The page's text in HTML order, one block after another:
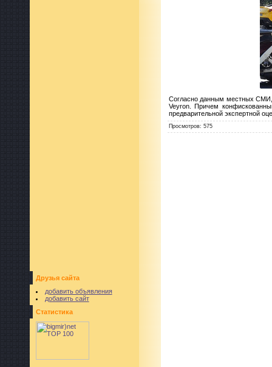
Друзья сайта
добавить объявления
добавить сайт
Статистика
Согласно данным местных СМИ,
Veyron. Причем
предварительной экспертной
Просмотров: 575